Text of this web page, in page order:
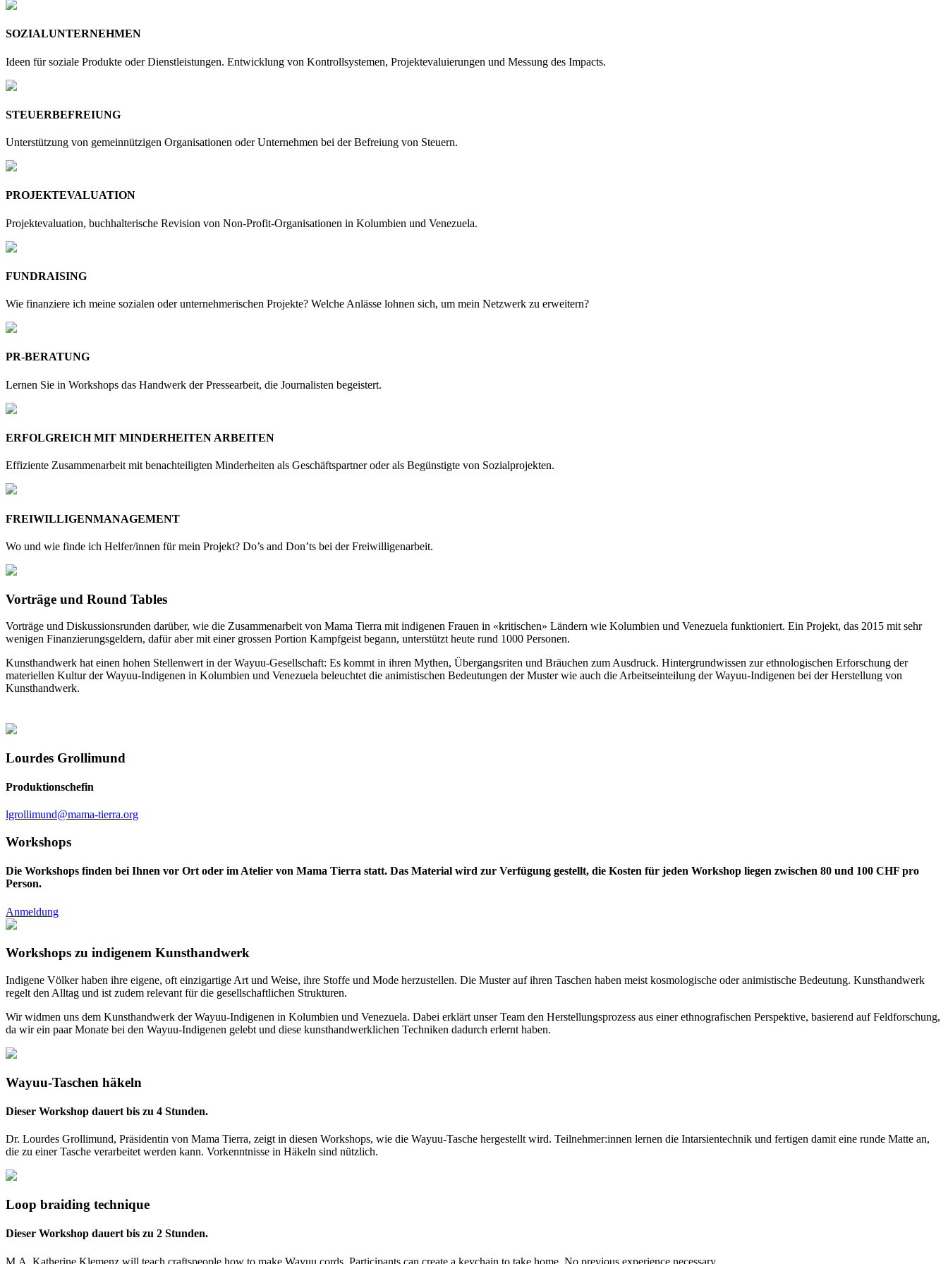
SOZIALUNTERNEHMEN
Ideen für soziale Produkte oder Dienstleistungen. Entwicklung von Kontrollsystemen, Projektevaluierungen und Messung des Impacts.
STEUERBEFREIUNG
Unterstützung von gemeinnützigen Organisationen oder Unternehmen bei der Befreiung von Steuern.
PROJEKTEVALUATION
Projektevaluation, buchhalterische Revision von Non-Profit-Organisationen in Kolumbien und Venezuela.
FUNDRAISING
Wie finanziere ich meine sozialen oder unternehmerischen Projekte? Welche Anlässe lohnen sich, um mein Netzwerk zu erweitern?
PR-BERATUNG
Lernen Sie in Workshops das Handwerk der Pressearbeit, die Journalisten begeistert.
ERFOLGREICH MIT MINDERHEITEN ARBEITEN
Effiziente Zusammenarbeit mit benachteiligten Minderheiten als Geschäftspartner oder als Begünstigte von Sozialprojekten.
FREIWILLIGENMANAGEMENT
Wo und wie finde ich Helfer/innen für mein Projekt? Do’s and Don’ts bei der Freiwilligenarbeit.
Vorträge und Round Tables
Vorträge und Diskussionsrunden darüber, wie die Zusammenarbeit von Mama Tierra mit indigenen Frauen in «kritischen» Ländern wie Kolumbien und Venezuela funktioniert. Ein Projekt, das 2015 mit sehr
wenigen Finanzierungsgeldern, dafür aber mit einer grossen Portion Kampfgeist begann, unterstützt heute rund 1000 Personen.
Kunsthandwerk hat einen hohen Stellenwert in der Wayuu-Gesellschaft: Es kommt in ihren Mythen, Übergangsriten und Bräuchen zum Ausdruck. Hintergrundwissen zur ethnologischen Erforschung der
materiellen Kultur der Wayuu-Indigenen in Kolumbien und Venezuela beleuchtet die animistischen Bedeutungen der Muster wie auch die Arbeitseinteilung der Wayuu-Indigenen bei der Herstellung von
Kunsthandwerk.
Lourdes Grollimund
Produktionschefin
lgrollimund@mama-tierra.org
Workshops
Die Workshops finden bei Ihnen vor Ort oder im Atelier von Mama Tierra statt. Das Material wird zur Verfügung gestellt, die Kosten für jeden Workshop liegen zwischen 80 und 100 CHF pro
Person.
Anmeldung
Workshops zu indigenem Kunsthandwerk
Indigene Völker haben ihre eigene, oft einzigartige Art und Weise, ihre Stoffe und Mode herzustellen. Die Muster auf ihren Taschen haben meist kosmologische oder animistische Bedeutung. Kunsthandwerk
regelt den Alltag und ist zudem relevant für die gesellschaftlichen Strukturen.
Wir widmen uns dem Kunsthandwerk der Wayuu-Indigenen in Kolumbien und Venezuela. Dabei erklärt unser Team den Herstellungsprozess aus einer ethnografischen Perspektive, basierend auf Feldforschung,
da wir ein paar Monate bei den Wayuu-Indigenen gelebt und diese kunsthandwerklichen Techniken dadurch erlernt haben.
Wayuu-Taschen häkeln
Dieser Workshop dauert bis zu 4 Stunden.
Dr. Lourdes Grollimund, Präsidentin von Mama Tierra, zeigt in diesen Workshops, wie die Wayuu-Tasche hergestellt wird. Teilnehmer:innen lernen die Intarsientechnik und fertigen damit eine runde Matte an,
die zu einer Tasche verarbeitet werden kann. Vorkenntnisse in Häkeln sind nützlich.
Loop braiding technique
Dieser Workshop dauert bis zu 2 Stunden.
M.A. Katherine Klemenz will teach craftspeople how to make Wayuu cords. Participants can create a keychain to take home. No previous experience necessary.